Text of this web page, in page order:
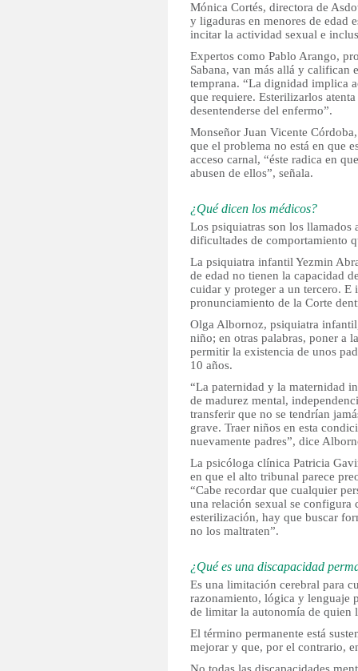
Mónica Cortés, directora de
y ligaduras en menores de edad
incitar la actividad sexual e
Expertos como Pablo Arango,
Sabana, van más allá y califican
temprana. “La dignidad implica
que requiere. Esterilizarlos
desentenderse del enfermo”.
Monseñor Juan Vicente
que el problema no está en que
acceso carnal, “éste radica en
abusen de ellos”, señala.
¿Qué dicen los médicos?
Los psiquiatras son los llamados
dificultades de comportamiento
La psiquiatra infantil Yezmin
de edad no tienen la capacidad
cuidar y proteger a un tercero. E
pronunciamiento de la Corte
Olga Albornoz, psiquiatra
niño; en otras palabras, poner a
permitir la existencia de unos
10 años.
“La paternidad y la maternidad
de madurez mental,
transferir que no se tendrían
grave. Traer niños en esta
nuevamente padres”, dice
La psicóloga clínica Patricia
en que el alto tribunal parece
“Cabe recordar que cualquier
una relación sexual se configura
esterilización, hay que buscar
no los maltraten”.
¿Qué es una discapacidad
Es una limitación cerebral para
razonamiento, lógica y lenguaje
de limitar la autonomía de quien
El término permanente está
mejorar y que, por el contrario,